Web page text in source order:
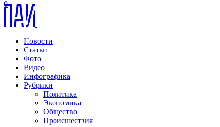
Новости
Статьи
Фото
Видео
Инфографика
Рубрики
Политика
Экономика
Общество
Происшествия
0